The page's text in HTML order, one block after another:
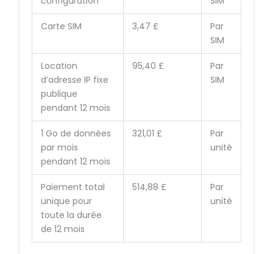
Carte SIM 3,47 £
Par
SIM
Location
d’adresse IP fixe
publique
pendant 12 mois
95,40 £
Par
SIM
1 Go de données
par mois
pendant 12 mois
321,01 £
Par
unité
Paiement total
unique pour
toute la durée
de 12 mois
514,88 £
Par
unité